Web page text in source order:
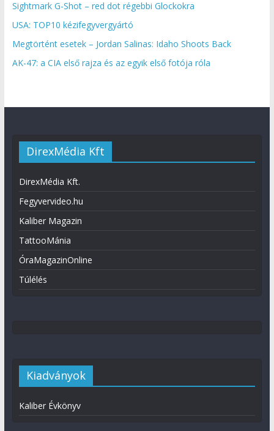
Sightmark G-Shot – red dot régebbi Glockokra
USA: TOP10 kézifegyvergyártó
Megtörtént esetek – Jordan Salinas: Idaho Shoots Back
AK-47: a CIA első rajza és az egyik első fotója róla
DirexMédia Kft
DirexMédia Kft.
Fegyvervideo.hu
Kaliber Magazin
TattooMánia
ÓraMagazinOnline
Túlélés
Kiadványok
Kaliber Évkönyv